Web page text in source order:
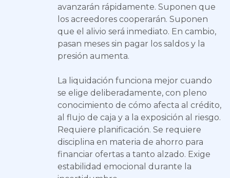
avanzarán rápidamente. Suponen que
los acreedores cooperarán. Suponen
que el alivio será inmediato. En cambio,
pasan meses sin pagar los saldos y la
presión aumenta.
La liquidación funciona mejor cuando
se elige deliberadamente, con pleno
conocimiento de cómo afecta al crédito,
al flujo de caja y a la exposición al riesgo.
Requiere planificación. Se requiere
disciplina en materia de ahorro para
financiar ofertas a tanto alzado. Exige
estabilidad emocional durante la